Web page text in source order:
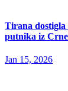
Tirana dostigla
putnika iz
Jan 15, 2026